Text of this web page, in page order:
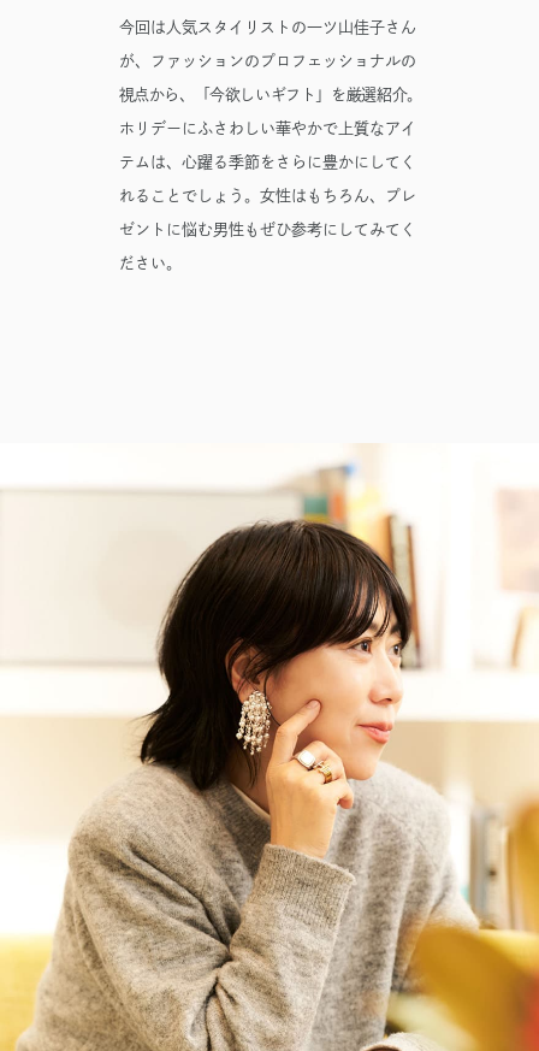
旅路を、美麗なアートワー
る映像と立体造形を駆使し、
作品の魅力を余すことなく伝
ビュー」を舞台に、猫猫（マ
オマオ）や壬氏（ジンシ）た
ちが織りなす幻想的な舞の情
景を、展望台ならではの特別
な演出で描き出します。
HILLS LIFE DAILY
サングラスは真
夏のマジックア
イテム！——地曳
いく子のおしゃ
れメソッド113
多様なセクター
のハブとなり、
社会課題解決に
向けた共創を促
す——Glass Rock共
創コーディネー
ター 小菅隆太に
聞く
好奇心と離陸す
る夏。——藤原ヒ
ロシの連載
「INSTANT
FLOW」#67
「痛みを感じた
時に流す汗」が
ー・キット 千葉
暑さを吹き飛ばすホテルのテラスへ。発酵グ
映画クレヨンしんちゃん 奇々
怪々！オラの妖怪バケ～ション
2026年7月31日（金） 公開
チケット(半券)優待サービス
東京
～9月15日（火）
グランド ハイアット
東京
ポケモン30周年を祝
う夏の冒険へ ～宿
泊・レストラン・テ
イクアウト～
2026年6月20日（土）
～8月31日（月）
グランド ハイアット
【国産牛の豪華無料
試食をアート空間で
優雅に体験】ブライ
ダルフェア
通年
グランド ハイアット
東京
今回は人気スタイリストの一ツ山佳子さん
が、ファッションのプロフェッショナルの
視点から、「今欲しいギフト」を厳選紹介。
ホリデーにふさわしい華やかで上質なアイ
テムは、心躍る季節をさらに豊かにしてく
れることでしょう。女性はもちろん、プレ
ゼントに悩む男性もぜひ参考にしてみてく
ださい。